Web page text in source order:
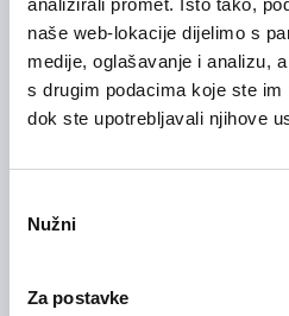
analizirali promet. Isto tako,
naše web-lokacije dijelimo s
medije, oglašavanje i analizu,
s drugim podacima koje ste
dok ste upotrebljavali njihove
Selection
Nužni
Za postavke
Administracija / uredski poslovi
Na licu mjesta Sarajevo